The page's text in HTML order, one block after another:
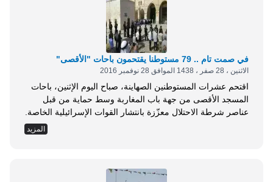
في صمت تام .. 79 مستوطنا يقتحمون باحات "الأقصى"
الاثنين ، 28 صفر ، 1438 الموافق 28 نوفمبر 2016
اقتحم عشرات المستوطنين الصهاينة، صباح اليوم الإثنين، باحات
المسجد الأقصى من جهة باب المغاربة وسط حماية من قبل
عناصر شرطة الاحتلال معزّزة بانتشار القوات الإسرائيلية الخاصة.
و وفقا لقدس برس, فإن 79 يهوديًا اقتحموا المسجد الأقصى من
باب المغاربة، وتجولوا في باحاته و تلّقوا شروحات حول الهيكل
المزيد